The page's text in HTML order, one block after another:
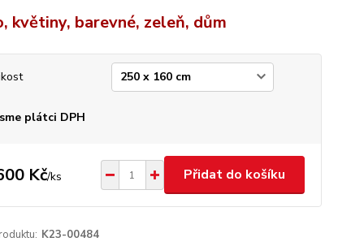
květiny, barevné, zeleň, dům
plátci DPH
Kč/ks Přidat do košíku
K23-00484